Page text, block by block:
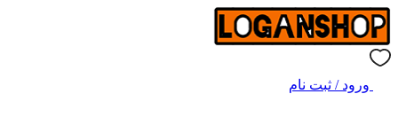
ورود / ثبت نام